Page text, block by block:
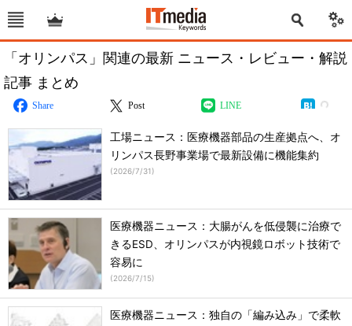
「オリンパス」関連の最新 ニュース・レビュー・解説
記事 まとめ
Share Post LINE
工場ニュース：医療機器部品の生産拠点へ、オ
リンパス長野事業場で最新設備に機能集約
(2026/7/31)
医療機器ニュース：大腸がんを低侵襲に治療で
きるESD、オリンパスが内視鏡ロボット技術で
容易に
(2026/7/15)
医療機器ニュース：独自の「編み込み」で柔軟